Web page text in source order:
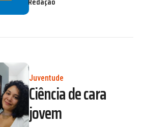
Juventude
Ciência de cara
jovem